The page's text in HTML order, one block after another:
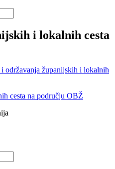
i lokalnih cesta
održavanja županijskih i lokalnih
cesta na području OBŽ